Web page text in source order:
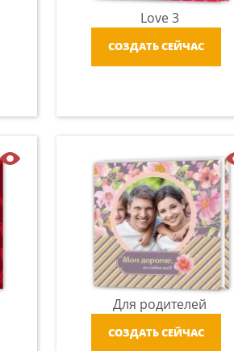
Love 3
СОЗДАТЬ СЕЙЧАС
Для родителей
СОЗДАТЬ СЕЙЧАС